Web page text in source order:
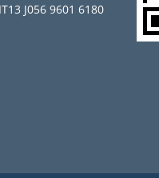
J056 9601 6180